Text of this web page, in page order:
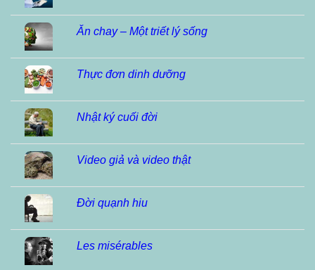
Ăn chay – Một triết lý sống
Thực đơn dinh dưỡng
Nhật ký cuối đời
Video giả và video thật
Đời quạnh hiu
Les misérables